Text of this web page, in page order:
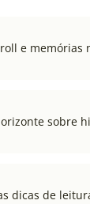
e memórias
sobre
dicas de